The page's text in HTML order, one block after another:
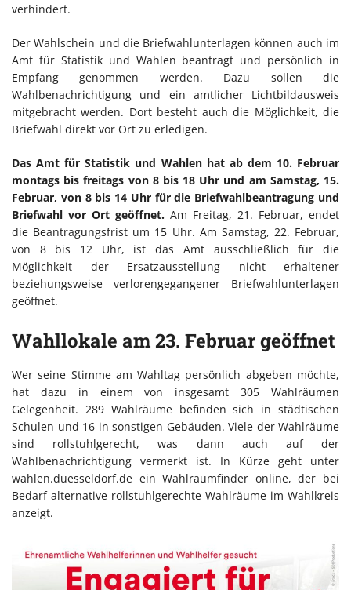
verhindert.
Der Wahlschein und die Briefwahlunterlagen können auch im
Amt für Statistik und Wahlen beantragt und persönlich in
Empfang genommen werden. Dazu sollen die
Wahlbenachrichtigung und ein amtlicher Lichtbildausweis
mitgebracht werden. Dort besteht auch die Möglichkeit, die
Briefwahl direkt vor Ort zu erledigen.
Das Amt für Statistik und Wahlen hat ab dem 10. Februar
montags bis freitags von 8 bis 18 Uhr und am Samstag, 15.
Februar, von 8 bis 14 Uhr für die Briefwahlbeantragung und
Briefwahl vor Ort geöffnet. Am Freitag, 21. Februar, endet
die Beantragungsfrist um 15 Uhr. Am Samstag, 22. Februar,
von 8 bis 12 Uhr, ist das Amt ausschließlich für die
Möglichkeit der Ersatzausstellung nicht erhaltener
beziehungsweise verlorengegangener Briefwahlunterlagen
geöffnet.
Wahllokale am 23. Februar geöffnet
Wer seine Stimme am Wahltag persönlich abgeben möchte,
hat dazu in einem von insgesamt 305 Wahlräumen
Gelegenheit. 289 Wahlräume befinden sich in städtischen
Schulen und 16 in sonstigen Gebäuden. Viele der Wahlräume
sind rollstuhlgerecht, was dann auch auf der
Wahlbenachrichtigung vermerkt ist. In Kürze geht unter
wahlen.duesseldorf.de ein Wahlraumfinder online, der bei
Bedarf alternative rollstuhlgerechte Wahlräume im Wahlkreis
anzeigt.